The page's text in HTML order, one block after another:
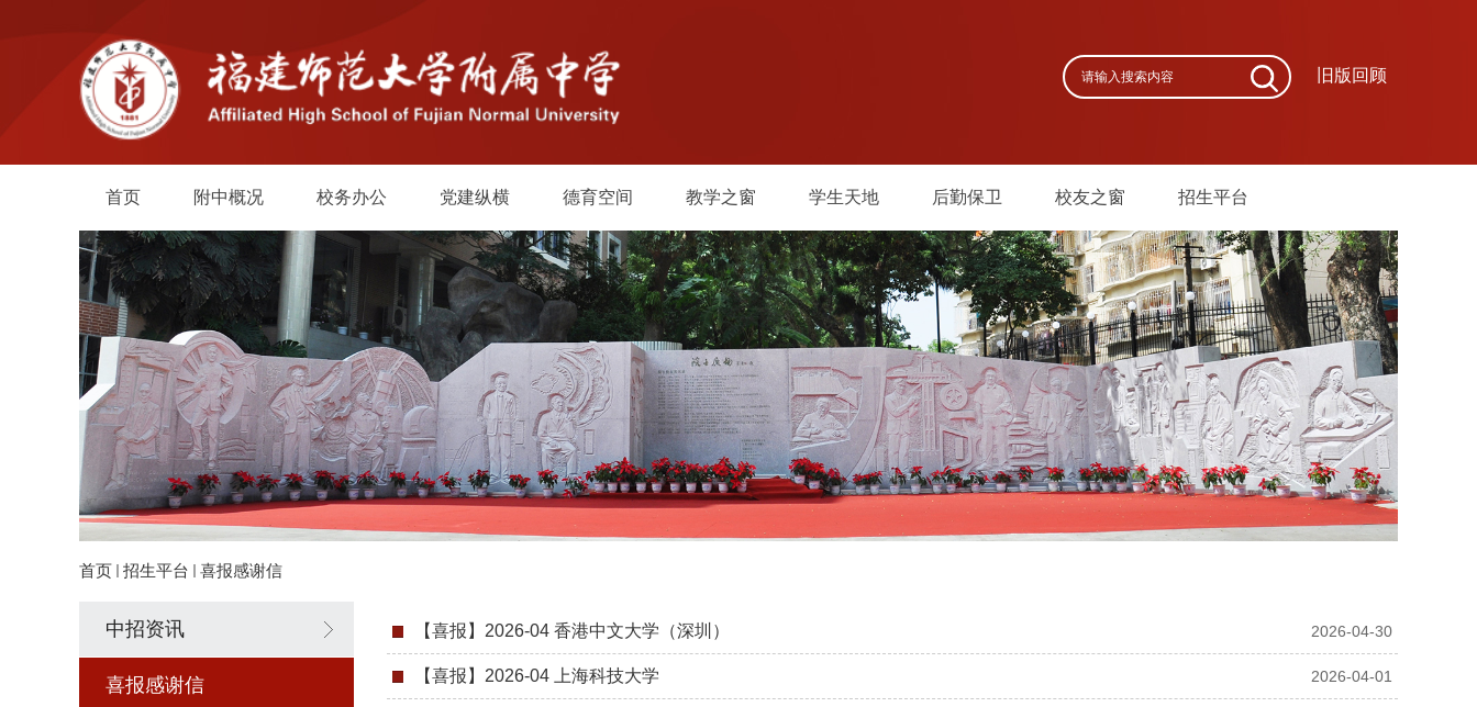
旧版回顾
首页 附中概况 校务办公 党建纵横 德育空间 教学之窗 学生天地 后勤保卫 校友之窗 招生平台
首页 招生平台 喜报感谢信
中招资讯
喜报感谢信
【喜报】2026-04 香港中文大学（深圳） 2026-04-30
【喜报】2026-04 上海科技大学 2026-04-01